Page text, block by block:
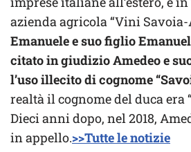
azienda agricola “Vini Savoia-
Emanuele e suo figlio
citato in giudizio Amedeo e
l’uso illecito di cognome
realtà il cognome del duca era
Dieci anni dopo, nel 2018,
in appello.>>Tutte le notizie